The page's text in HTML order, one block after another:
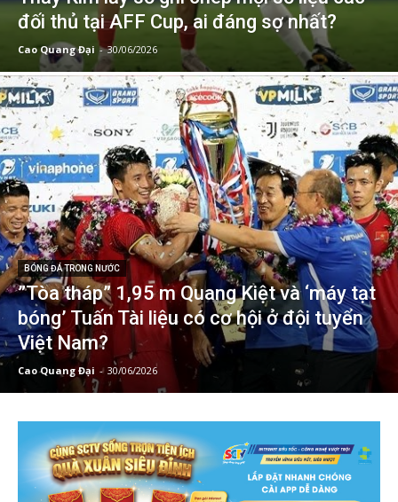
đối thủ tại AFF Cup, ai đáng sợ nhất?
Cao Quang Đại - 30/06/2026
BÓNG ĐÁ TRONG NƯỚC
”Tòa tháp” 1,95 m Quang Kiệt và ‘máy tạt
bóng’ Tuấn Tài liệu có cơ hội ở đội tuyển
Việt Nam?
Cao Quang Đại - 30/06/2026